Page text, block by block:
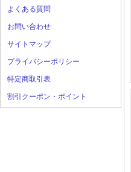
よくある質問
お問い合わせ
サイトマップ
プライバシーポリシー
特定商取引表
割引クーポン・ポイント